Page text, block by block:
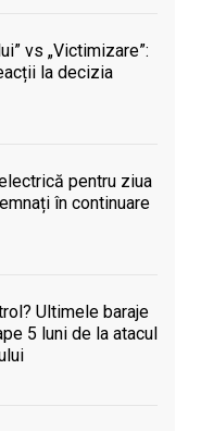
vs „Victimizare”:
la decizia
pentru ziua
în continuare
Ultimele baraje
5 luni de la atacul